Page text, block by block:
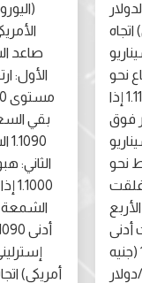
(اليورو/الدولار
الأمريكي) اتجاه
صاعد السيناريو
الأول: ارتفاع نحو
مستوى 1.1160 إذا
بقي السعر فوق
1.1090 السيناريو
الثاني: هبوط نحو
1.1000 إذا أغلقت
الشمعة اليومية
أدنى 1.1090 (جنيه
إسترليني/دولار
أمريكي) اتجاه صاعد